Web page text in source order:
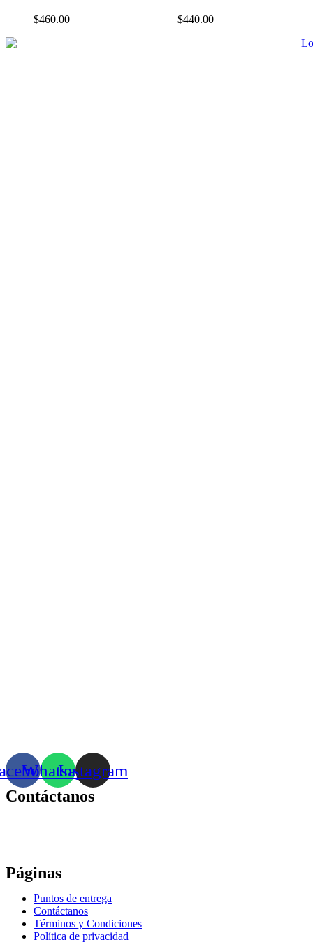
$460.00 $440.00
WhatsappInstagram
Contáctanos
Páginas
Puntos de entrega
Contáctanos
Términos y Condiciones
Política de privacidad